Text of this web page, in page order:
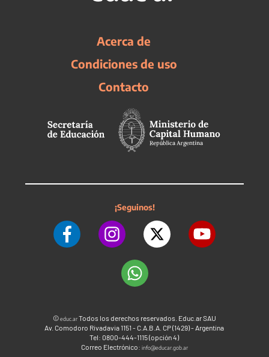
Acerca de
Condiciones de uso
Contacto
¡Seguinos!
©educ.arTodos los derechos reservados. Educ.ar SAU
Av. Comodoro Rivadavia 1151 - C.A.B.A. CP (1429) - Argentina
Tel: 0800-444-1115 (opción 4)
Correo Electrónico: info@educar.gob.ar